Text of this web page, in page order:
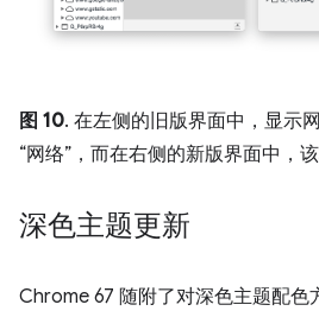
图 10. 在左侧的旧版界面中，显示
“网络” ，而在右侧的新版界面中，
深色主题更新
Chrome 67 随附了对深色主题配色